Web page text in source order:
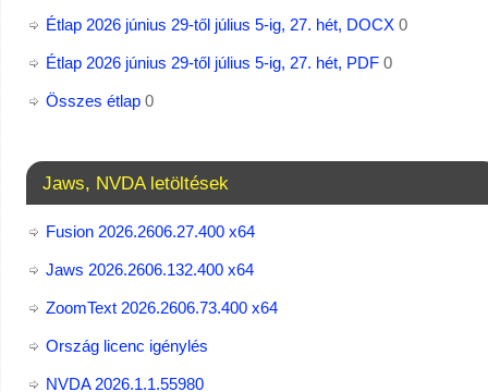
Étlap 2026 június 29-től július 5-ig, 27. hét, DOCX0
Étlap 2026 június 29-től július 5-ig, 27. hét, PDF0
Összes étlap0
Jaws, NVDA letöltések
Fusion 2026.2606.27.400 x64
Jaws 2026.2606.132.400 x64
ZoomText 2026.2606.73.400​ x64
Ország licenc igénylés
NVDA 2026.1.1.55980